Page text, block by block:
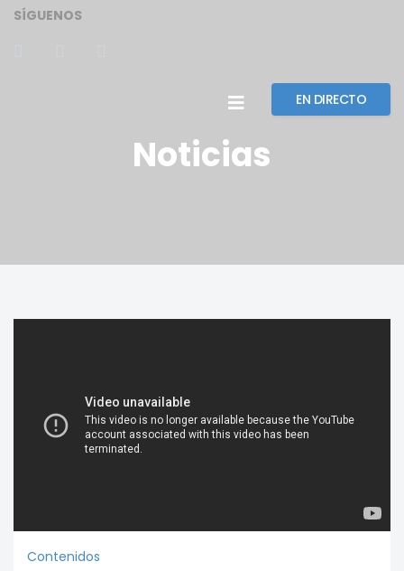
SÍGUENOS
EN DIRECTO
Noticias
Contenidos